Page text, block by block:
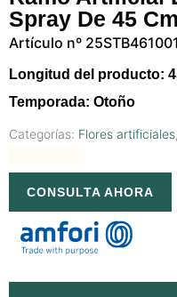
Spray De 45 Cm
Artículo nº
Longitud del producto:
Temporada: Otoño
Categorías: Flores artificiales
CONSULTA AHORA